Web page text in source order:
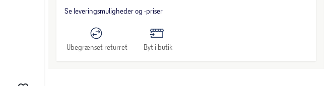
Se leveringsmuligheder og -priser
Ubegrænset returret Byt i butik